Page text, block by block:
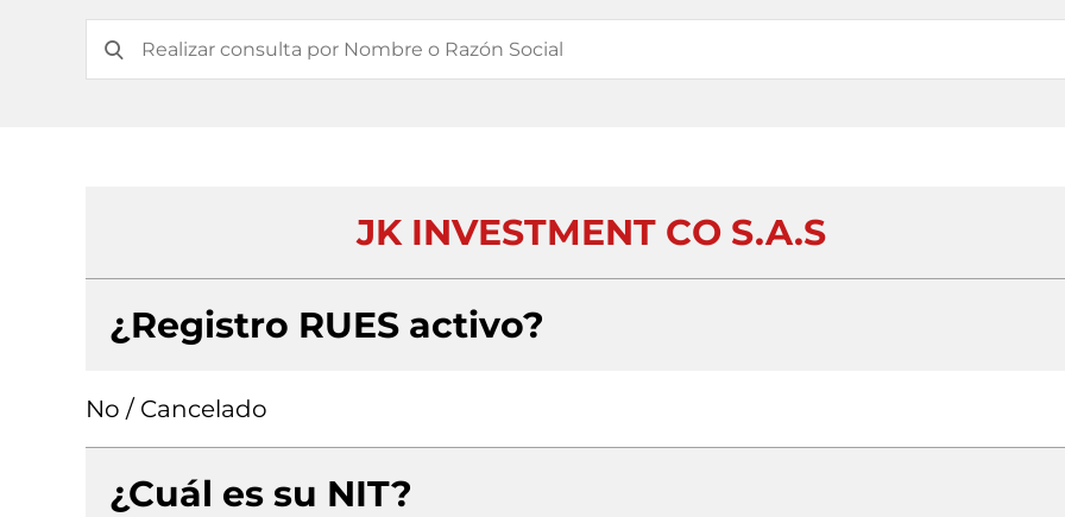
JK INVESTMENT CO S.A.S
¿Registro RUES activo?
No / Cancelado
¿Cuál es su NIT?